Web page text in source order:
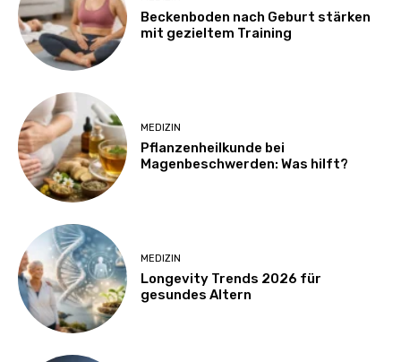
Beckenboden nach Geburt stärken
mit gezieltem Training
MEDIZIN
Pflanzenheilkunde bei
Magenbeschwerden: Was hilft?
MEDIZIN
Longevity Trends 2026 für
gesundes Altern